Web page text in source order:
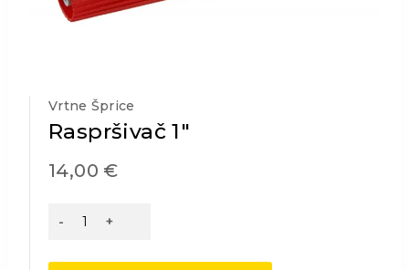
Vrtne Šprice
Raspršivač 1″
14,00 €
Raspršivač